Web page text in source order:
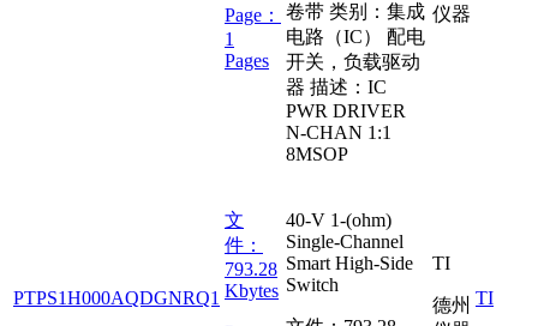
Page：
1
Pages
卷带 类别：集成
电路（IC） 配电
开关，负载驱动
器 描述：IC
PWR DRIVER
N-CHAN 1:1
8MSOP
仪器
PTPS1H000AQDGNRQ1
文
件：
793.28
Kbytes
40-V 1-(ohm)
Single-Channel
Smart High-Side
Switch
TI
德州 TI